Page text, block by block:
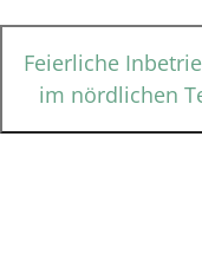
Feierliche
im nördlichen